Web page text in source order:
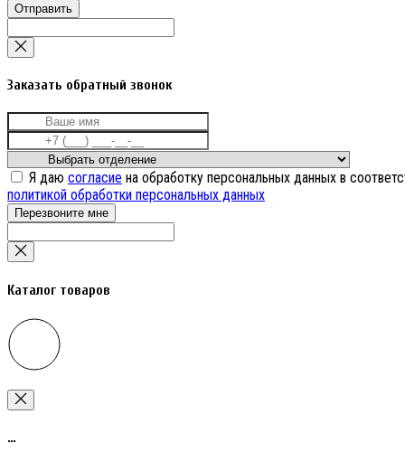
Отправить
Заказать обратный звонок
Я даю согласие на обработку персональных данных в
политикой обработки персональных данных
Перезвоните мне
Каталог товаров
…